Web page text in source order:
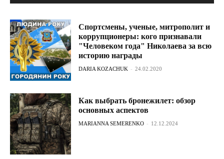
Спортсмены, ученые, митрополит и
коррупционеры: кого признавали
"Человеком года" Николаева за всю
историю награды
DARIA KOZACHUK - 24.02.2020
Как выбрать бронежилет: обзор
основных аспектов
MARIANNA SEMERENKO - 12.12.2024